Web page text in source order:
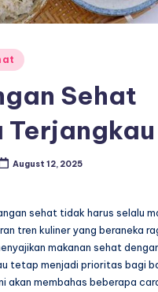
Sehat
Terjangkau
August 12, 2025
sehat tidak harus selalu
tren kuliner yang beraneka
makanan sehat
tetap menjadi prioritas bagi
akan membahas beberapa